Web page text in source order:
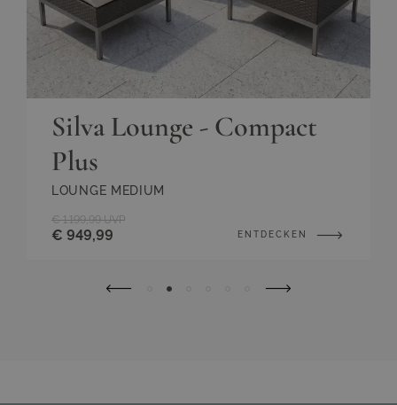
Silva Lounge - Compact
Plus
LOUNGE MEDIUM
€ 949,99
€ 1.199,99 UVP
ENTDECKEN